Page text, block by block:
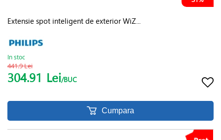
Extensie spot inteligent de exterior WiZ...
In stoc
441.9 Lei
304.91 Lei/BUC
Cumpara